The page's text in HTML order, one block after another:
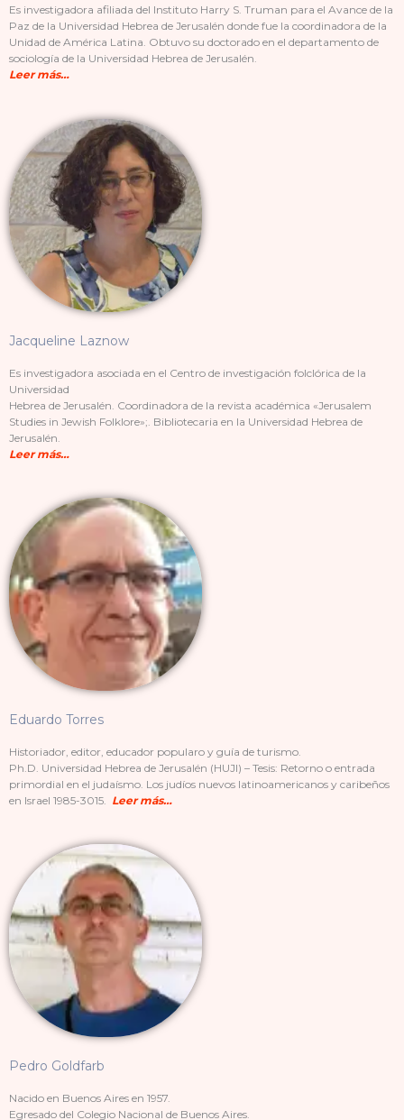
Es investigadora afiliada del Instituto Harry S. Truman para el Avance de la
Paz de la Universidad Hebrea de Jerusalén donde fue la coordinadora de la
Unidad de América Latina. Obtuvo su doctorado en el departamento de
sociología de la Universidad Hebrea de Jerusalén.
Leer más…
Jacqueline Laznow
Es investigadora asociada en el Centro de investigación folclórica de la
Universidad
Hebrea de Jerusalén. Coordinadora de la revista académica «Jerusalem
Studies in Jewish Folklore»;. Bibliotecaria en la Universidad Hebrea de
Jerusalén.
Leer más…
Eduardo Torres
Historiador, editor, educador popularo y guía de turismo.
Ph.D. Universidad Hebrea de Jerusalén (HUJI) – Tesis: Retorno o entrada
primordial en el judaísmo. Los judíos nuevos latinoamericanos y caribeños
en Israel 1985-3015.
Leer más…
Pedro Goldfarb
Nacido en Buenos Aires en 1957.
Egresado del Colegio Nacional de Buenos Aires.